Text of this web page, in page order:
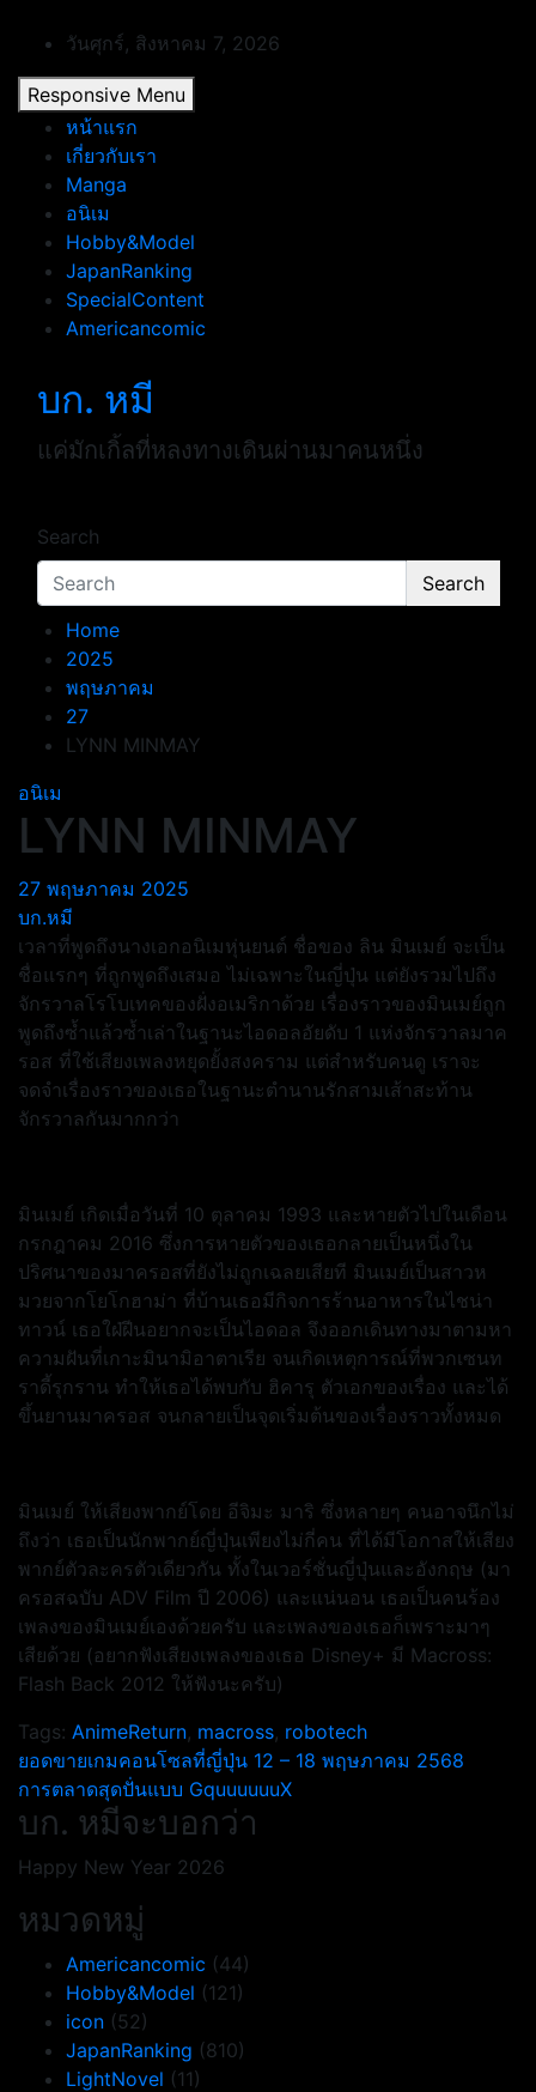
content
วันศุกร์, สิงหาคม 7, 2026
Responsive Menu
หน้าแรก
เกี่ยวกับเรา
Manga
อนิเม
Hobby&Model
JapanRanking
SpecialContent
Americancomic
บก. หมี
แค่มักเกิ้ลที่หลงทางเดินผ่านมาคนหนึ่ง
Search
Search
Home
2025
พฤษภาคม
27
LYNN MINMAY
อนิเม
LYNN MINMAY
27 พฤษภาคม 2025
บก.หมี
เวลาที่พูดถึงนางเอกอนิเมหุ่นยนต์ ชื่อของ ลิน มินเมย์ จะเป็น
ชื่อแรกๆ ที่ถูกพูดถึงเสมอ ไม่เฉพาะในญี่ปุ่น แต่ยังรวมไปถึง
จักรวาลโรโบเทคของฝั่งอเมริกาด้วย เรื่องราวของมินเมย์ถูก
พูดถึงซ้ำแล้วซ้ำเล่าในฐานะไอดอลอัยดับ 1 แห่งจักรวาลมาค
รอส ที่ใช้เสียงเพลงหยุดยั้งสงคราม แต่สำหรับคนดู เราจะ
จดจำเรื่องราวของเธอในฐานะตำนานรักสามเส้าสะท้าน
จักรวาลกันมากกว่า
มินเมย์ เกิดเมื่อวันที่ 10 ตุลาคม 1993 และหายตัวไปในเดือน
กรกฎาคม 2016 ซึ่งการหายตัวของเธอกลายเป็นหนึ่งใน
ปริศนาของมาครอสที่ยังไม่ถูกเฉลยเสียที มินเมย์เป็นสาวห
มวยจากโยโกฮาม่า ที่บ้านเธอมีกิจการร้านอาหารในไชน่า
ทาวน์ เธอใฝ่ฝีนอยากจะเป็นไอดอล จึงออกเดินทางมาตามหา
ความฝันที่เกาะมินามิอาตาเรีย จนเกิดเหตุการณ์ที่พวกเซนท
ราดี้รุกราน ทำให้เธอได้พบกับ ฮิคารุ ตัวเอกของเรื่อง และได้
ขึ้นยานมาครอส จนกลายเป็นจุดเริ่มต้นของเรื่องราวทั้งหมด
มินเมย์ ให้เสียงพากย์โดย อีจิมะ มาริ ซึ่งหลายๆ คนอาจนึกไม่
ถึงว่า เธอเป็นนักพากย์ญี่ปุ่นเพียงไม่กี่คน ที่ได้มีโอกาสให้เสียง
พากย์ตัวละครตัวเดียวกัน ทั้งในเวอร์ชั่นญี่ปุ่นและอังกฤษ (มา
ครอสฉบับ ADV Film ปี 2006) และแน่นอน เธอเป็นคนร้อง
เพลงของมินเมย์เองด้วยครับ และเพลงของเธอก็เพราะมาๆ
เสียด้วย (อยากฟังเสียงเพลงของเธอ Disney+ มี Macross:
Flash Back 2012 ให้ฟังนะครับ)
Tags: AnimeReturn, macross, robotech
แนะแนว
เรื่อง
ยอดขายเกมคอนโซลที่ญี่ปุ่น 12 – 18 พฤษภาคม 2568
การตลาดสุดปั่นแบบ GquuuuuuX
บก. หมีจะบอกว่า
Happy New Year 2026
หมวดหมู่
Americancomic (44)
Hobby&Model (121)
icon (52)
JapanRanking (810)
LightNovel (11)